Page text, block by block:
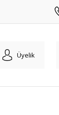
Üyelik